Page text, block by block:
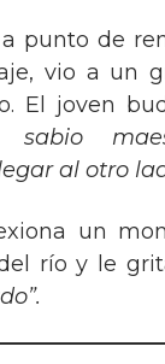
punto de
vio a un
El joven
sabio
al otro
un
río y le